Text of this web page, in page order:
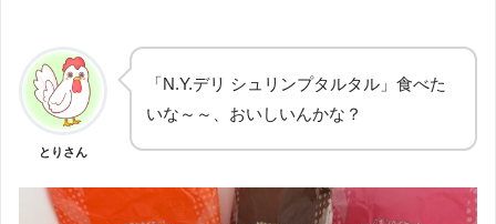
とりさん
「N.Y.デリ シュリンプタルタル」食べた
いな～～、おいしいんかな？